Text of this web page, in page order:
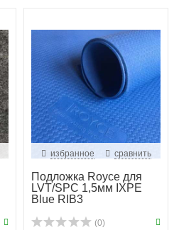
избранное сравнить
Подложка Royce для
LVT/SPC 1,5мм IXPE
Blue RIB3
(0)